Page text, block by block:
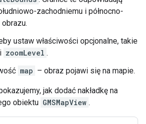
zachodniemu i północno-
ustaw właściwości opcjonalne, takie
i zoomLevel .
map – obraz pojawi się na mapie.
jak dodać nakładkę na
obiektu GMSMapView .